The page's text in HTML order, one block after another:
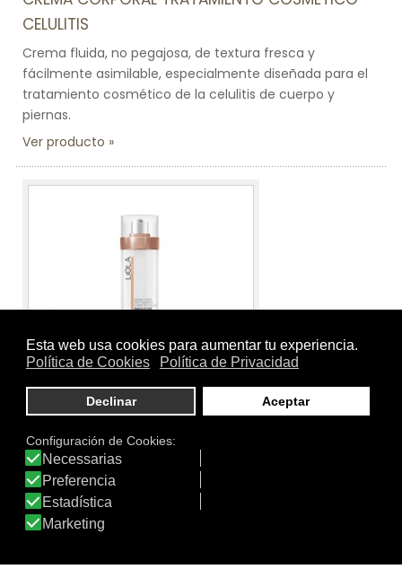
CELULITIS
Crema fluida, no pegajosa, de textura fresca y
fácilmente asimilable, especialmente diseñada para el
tratamiento cosmético de la celulitis de cuerpo y
piernas.
Ver producto
Tamaño:250 ml.
Marca:Liolà Cosmetics
Línea: Time Control Corporal
CREMA CORPORAL TRATAMIENTO COSMÉTICO